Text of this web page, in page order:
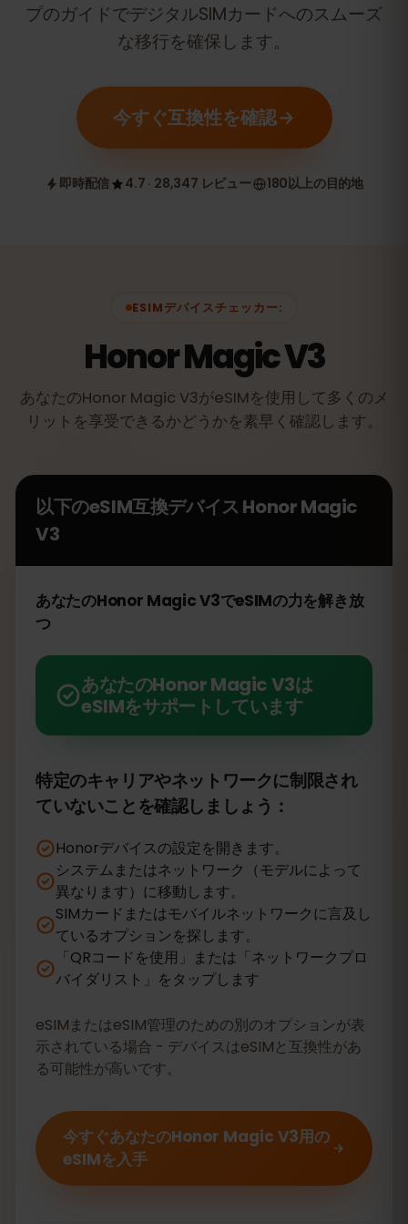
プのガイドでデジタルSIMカードへのスムーズ
な移行を確保します。
今すぐ互換性を確認
即時配信 4.7 · 28,347 レビュー 180以上の目的地
ESIMデバイスチェッカー:
Honor Magic V3
あなたのHonor Magic V3がeSIMを使用して多くのメ
リットを享受できるかどうかを素早く確認します。
以下のeSIM互換デバイス Honor Magic
V3
あなたのHonor Magic V3でeSIMの力を解き放
つ
あなたのHonor Magic V3は
eSIMをサポートしています
特定のキャリアやネットワークに制限され
ていないことを確認しましょう：
Honorデバイスの設定を開きます。
システムまたはネットワーク（モデルによって
異なります）に移動します。
SIMカードまたはモバイルネットワークに言及し
ているオプションを探します。
「QRコードを使用」または「ネットワークプロ
バイダリスト」をタップします
eSIMまたはeSIM管理のための別のオプションが表
示されている場合 - デバイスはeSIMと互換性があ
る可能性が高いです。
今すぐあなたのHonor Magic V3用の
eSIMを入手